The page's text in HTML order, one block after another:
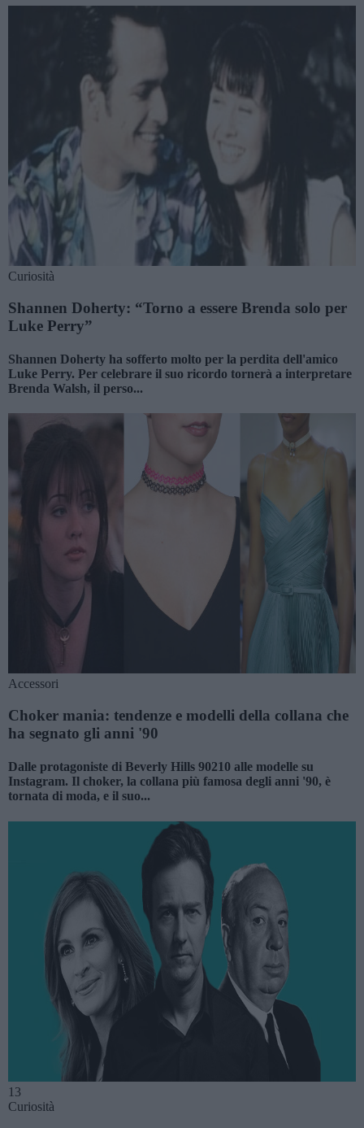
Curiosità
Shannen Doherty: “Torno a essere Brenda solo per
Luke Perry”
Shannen Doherty ha sofferto molto per la perdita dell'amico
Luke Perry. Per celebrare il suo ricordo tornerà a interpretare
Brenda Walsh, il perso...
Accessori
Choker mania: tendenze e modelli della collana che
ha segnato gli anni '90
Dalle protagoniste di Beverly Hills 90210 alle modelle su
Instagram. Il choker, la collana più famosa degli anni '90, è
tornata di moda, e il suo...
13
Curiosità